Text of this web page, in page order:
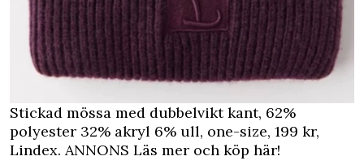
Stickad mössa med dubbelvikt kant, 62%
polyester 32% akryl 6% ull, one-size, 199 kr,
Lindex. ANNONS Läs mer och köp här!